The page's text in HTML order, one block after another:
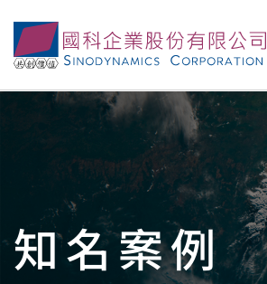
德國Weiss ClimeEvent系列高變率溫
270公升到3600公升多種試驗空間可供
知名案例